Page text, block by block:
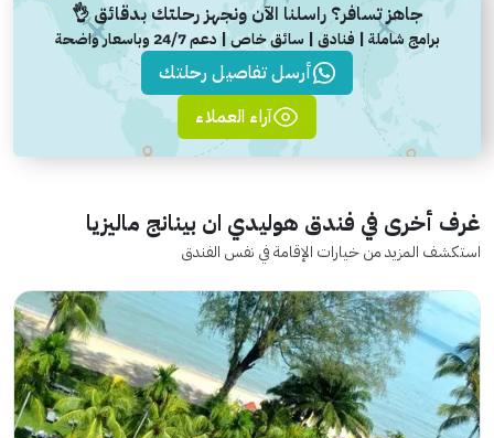
جاهز تسافر؟ راسلنا الآن ونجهز رحلتك بدقائق 👌
برامج شاملة | فنادق | سائق خاص | دعم 24/7 وباسعار واضحة
أرسل تفاصيل رحلتك
آراء العملاء
غرف أخرى في فندق هوليدي ان بينانج ماليزيا
استكشف المزيد من خيارات الإقامة في نفس الفندق